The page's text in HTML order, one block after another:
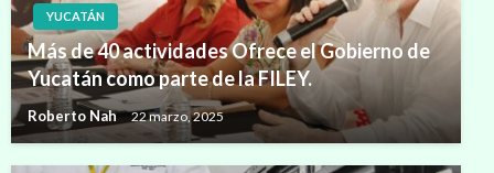
YUCATÁN
Más de 40 actividades Ofrece el Gobierno de
Yucatán como parte de la FILEY.
Roberto Nah 22 marzo, 2025